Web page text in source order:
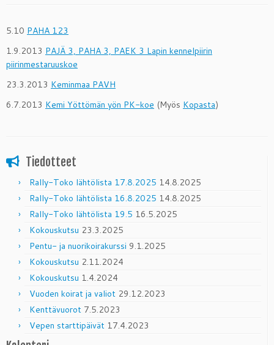
5.10 PAHA 123
1.9.2013 PAJÄ 3, PAHA 3, PAEK 3 Lapin kennelpiirin
piirinmestaruuskoe
23.3.2013 Keminmaa PAVH
6.7.2013 Kemi Yöttömän yön PK-koe (Myös Kopasta)
Tiedotteet
Rally-Toko lähtölista 17.8.2025 14.8.2025
Rally-Toko lähtölista 16.8.2025 14.8.2025
Rally-Toko lähtölista 19.5 16.5.2025
Kokouskutsu 23.3.2025
Pentu- ja nuorikoirakurssi 9.1.2025
Kokouskutsu 2.11.2024
Kokouskutsu 1.4.2024
Vuoden koirat ja valiot 29.12.2023
Kenttävuorot 7.5.2023
Vepen starttipäivät 17.4.2023